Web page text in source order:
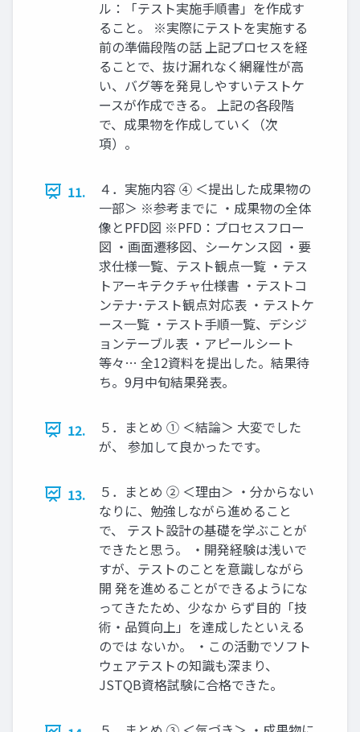
ル：「テスト実施手順書」を作成す
ること。 ※実際にテストを実施する
前の準備段階の話 上記プロセスを経
ることで、抜け漏れなく網羅性が高
い、バグ等を発見しやすいテストケ
ースが作成できる。 上記の各段階
で、成果物を作成していく（次
項）。
11.
４．実施内容 ④ ＜提出した成果物の
一部＞ ※参考までに ・成果物の全体
像とPFD図 ※PFD：プロセスフロー
図 ・画面遷移図、シーケンス図 ・要
求仕様一覧、テスト観点一覧 ・テス
トアーキテクチャ仕様書 ・テストコ
ンテナ･テスト観点対応表 ・テストケ
ース一覧 ・テスト手順一覧、デシジ
ョンテーブル表 ・アピールシート
等々… 全12資料を提出した。結果待
ち。9月中旬結果発表。
12.
５．まとめ ① ＜結論＞ 大変でした
が、 参加して良かったです。
13.
５．まとめ ② ＜理由＞ ・分からない
なりに、勉強しながら進めること
で、 テスト設計の基礎を学ぶことが
できたと思う。 ・開発経験は浅いで
すが、テストのことを意識しながら
開 発を進めることができるようにな
ってきたため、少なか らず目的「技
術・品質向上」を達成したといえる
のでは ないか。 ・この活動でソフト
ウェアテストの知識も深まり、
JSTQB資格試験に合格できた。